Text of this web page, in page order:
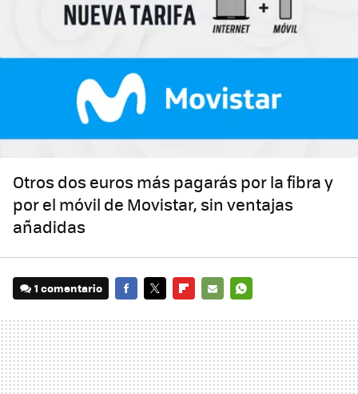
Otros dos euros más pagarás por la fibra y
por el móvil de Movistar, sin ventajas
añadidas
1 comentario
MAIL